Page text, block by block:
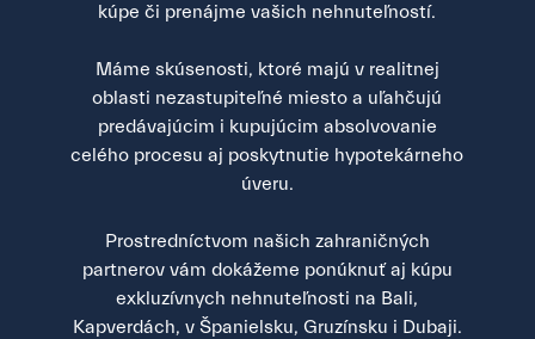
kúpe či prenájme vašich nehnuteľností.
Máme skúsenosti, ktoré majú v realitnej
oblasti nezastupiteľné miesto a uľahčujú
predávajúcim i kupujúcim absolvovanie
celého procesu aj poskytnutie hypotekárneho
úveru.
Prostredníctvom našich zahraničných
partnerov vám dokážeme ponúknuť aj kúpu
exkluzívnych nehnuteľnosti na Bali,
Kapverdách, v Španielsku, Gruzínsku i Dubaji.